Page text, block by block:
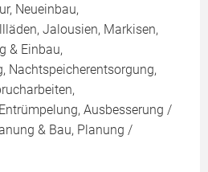
Neueinbau,
Jalousien, Markisen,
& Einbau,
Nachtspeicherentsorgung,
Ausbesserung /
& Bau, Planung /